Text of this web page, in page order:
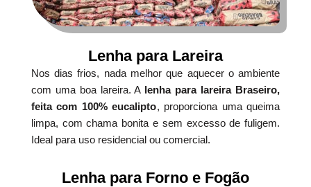
Lenha para Lareira
Nos dias frios, nada melhor que aquecer o ambiente
com uma boa lareira. A lenha para lareira Braseiro,
feita com 100% eucalipto, proporciona uma queima
limpa, com chama bonita e sem excesso de fuligem.
Ideal para uso residencial ou comercial.
Lenha para Forno e Fogão